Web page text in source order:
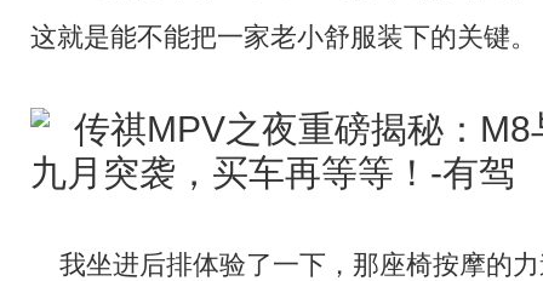
这就是能不能把一家老小舒服装下的关键。
我坐进后排体验了一下，那座椅按摩的